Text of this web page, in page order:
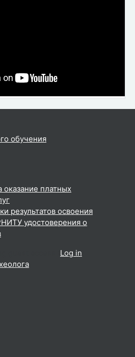
обучения
оказание платных
результатов освоения
удостоверения о
Log in